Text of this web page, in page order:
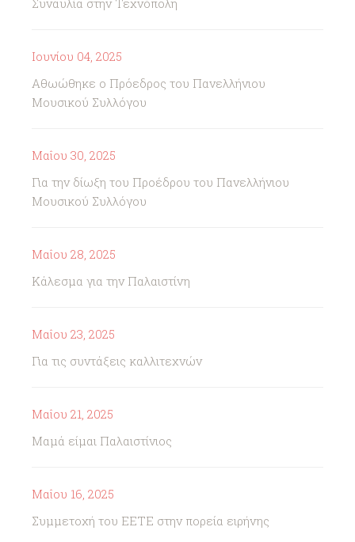
Συναυλία στην Τεχνόπολη
Ιουνίου 04, 2025
Αθωώθηκε ο Πρόεδρος του Πανελλήνιου
Μουσικού Συλλόγου
Μαΐου 30, 2025
Για την δίωξη του Προέδρου του Πανελλήνιου
Μουσικού Συλλόγου
Μαΐου 28, 2025
Κάλεσμα για την Παλαιστίνη
Μαΐου 23, 2025
Για τις συντάξεις καλλιτεχνών
Μαΐου 21, 2025
Μαμά είμαι Παλαιστίνιος
Μαΐου 16, 2025
Συμμετοχή του ΕΕΤΕ στην πορεία ειρήνης